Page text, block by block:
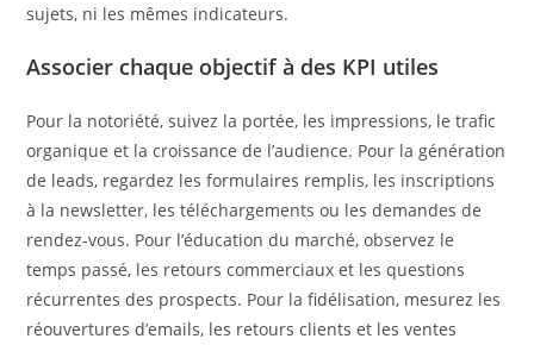
sujets, ni les mêmes indicateurs.
Associer chaque objectif à des KPI utiles
Pour la notoriété, suivez la portée, les impressions, le trafic
organique et la croissance de l’audience. Pour la génération
de leads, regardez les formulaires remplis, les inscriptions
à la newsletter, les téléchargements ou les demandes de
rendez-vous. Pour l’éducation du marché, observez le
temps passé, les retours commerciaux et les questions
récurrentes des prospects. Pour la fidélisation, mesurez les
réouvertures d’emails, les retours clients et les ventes